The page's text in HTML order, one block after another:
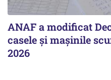
ANAF a modificat
casele și mașinile
2026